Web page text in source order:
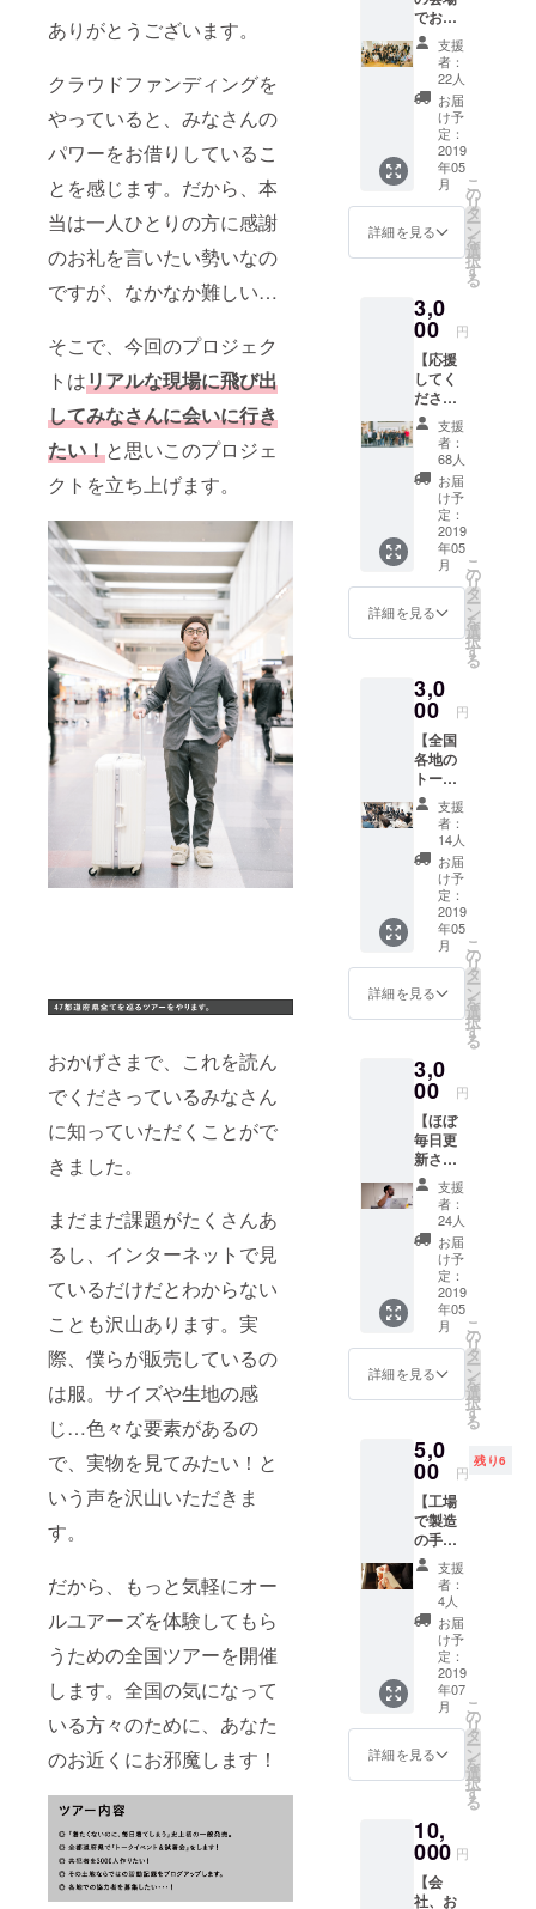
ありがとうございます。
クラウドファンディングを
やっていると、みなさんの
パワーをお借りしているこ
とを感じます。だから、本
当は一人ひとりの方に感謝
のお礼を言いたい勢いなの
ですが、なかなか難しい…
そこで、今回のプロジェク
トはリアルな現場に飛び出
してみなさんに会いに行き
たい！と思いこのプロジェ
クトを立ち上げます。
おかげさまで、これを読ん
でくださっているみなさん
に知っていただくことがで
きました。
まだまだ課題がたくさんあ
るし、インターネットで見
ているだけだとわからない
ことも沢山あります。実
際、僕らが販売しているの
は服。サイズや生地の感
じ…色々な要素があるの
で、実物を見てみたい！と
いう声を沢山いただきま
す。
だから、もっと気軽にオー
ルユアーズを体験してもら
うための全国ツアーを開催
します。全国の気になって
いる方々のために、あなた
のお近くにお邪魔します！
取ってい
る、そんな
「いつもの
道具」のよ
を。
でお手
伝いに
参加す
ること
ができ
ます】
全国各
地のイ
ベント
のお手
伝いに
参加す
ること
ができ
準備撤
収、販
売、
トーク
イベン
トの準
備な
ど、あ
らゆる
お手伝
いをし
て頂き
ます。
開催
は、全
都道府
県で50
いま
す。 お
好きな
会場で
お手伝
いにご
参加く
ださ
い。何
か所で
も参加
頂いて
ＯＫで
す！！
・ご支
援頂い
た2営業
Facebo
okグ
ループ
に招待
しま
す。会
場ごと
の集合
解散時
間など
の具体
的なス
ジュー
ルの共
ミュニ
ケー
ページ
内でお
こない
ます。
・全国
行脚中
の全会
場が対
象にな
りま
す。 ・
会場ま
での交
通費宿
泊費は
くださ
い。 ・
加した
い(参加
できる)
場所が
支援
者：
22人
お届
け予
定：
2019
年05
月
詳細を見る
こ
の
リ
タ
ー
ン
を
選
択
す
る
3,0
00 円
【応援
してく
ださ
い！！
】 僕た
ちオー
ルユ
アーズ
は2019
年3月15
日～
2020年
3月30日
の約1年
間、
「着た
のに毎
日着て
しま
う」
ジャ
ケット
とパン
ツを日
本全国
に広め
るため
に、47
都道府
県を行
脚しま
す。 そ
の活動
方、ぜ
ひこち
らの
コース
にご支
援をお
願いし
ます！
このリ
ターン
にご支
援頂い
た方に
は、
「繰り
返し使
い続け
リジナ
ルタオ
ル（非
売品・
今後発
売する
かもし
れな
い）」
をお送
りさせ
ていた
だきま
す。 ご
支援頂
額は、
移動交
に充て
させて
頂きま
す。
支援
者：
68人
お届
け予
定：
2019
年05
月
詳細を見る
こ
の
リ
タ
ー
ン
を
選
択
す
る
3,0
00 円
【全国
各地の
トーク
イベン
トのラ
イブ配
信を見
ること
ができ
ます】
facebo
okの非
公開
ページ
で、 全
国各地
開催さ
れる
トーク
イベン
トのラ
イブ配
信を見
ること
ができ
ます。
開催
は、全
都道府
県で100
か所以
上を予
定して
イベン
トのス
ケ
ジュー
ルにつ
いて
は、プ
ロジェ
クト
ページ
で随時
更新さ
れま
す。 ・
ご支援
頂いた2
営業日
Facebo
okグ
ループ
に招待
支援
者：
14人
お届
け予
定：
2019
年05
月
詳細を見る
こ
の
リ
タ
ー
ン
を
選
択
す
る
3,0
00 円
【ほぼ
毎日更
新され
る旅日
記を見
ること
ができ
ます】
47都道
府県を
行脚す
る、
オール
ユアー
ズ代
表 木
しによ
る
「オー
ルユ
アーズ
道中記
（仮）
」を
facebo
okの非
公開
ページ
で、見
ること
ができ
ます。
・ご支
た2営業
に、非
公開の
Facebo
okグ
支援
者：
24人
お届
け予
定：
2019
年05
月
詳細を見る
こ
の
リ
タ
ー
ン
を
選
択
す
る
5,0
00 円
残り6
【工場
で製造
の手伝
いが出
来ま
す】
「着た
くない
のに毎
日着て
しま
う」の
ジャ
ケット
とパン
ツの製
でお手
伝いす
ること
ができ
る権利
支援
者：
4人
お届
け予
定：
2019
年07
月
詳細を見る
こ
の
リ
タ
ー
ン
を
選
択
す
る
10,
000 円
【会
社、お